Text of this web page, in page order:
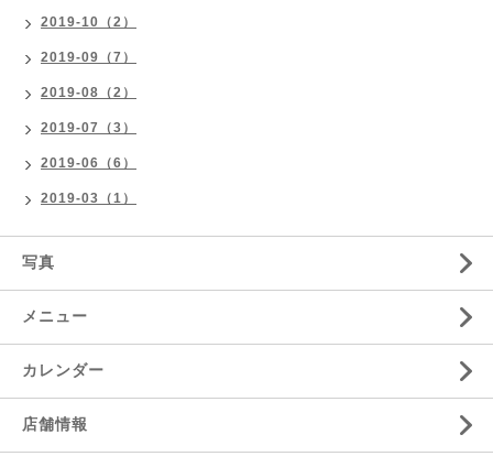
2019-10（2）
2019-09（7）
2019-08（2）
2019-07（3）
2019-06（6）
2019-03（1）
写真
メニュー
カレンダー
店舗情報